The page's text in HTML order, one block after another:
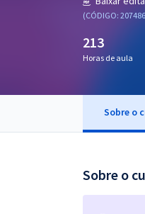
Conteúdo gratuito
(CÓDIGO:
213
Horas de aula
Sobre o
Sobre o